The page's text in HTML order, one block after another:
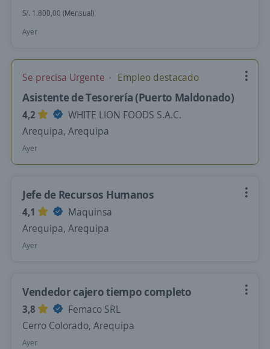
S/. 1.800,00 (Mensual)
Ayer
Se precisa Urgente Empleo destacado
Asistente de Tesorería (Puerto Maldonado)
4,2
WHITE LION FOODS S.A.C.
Arequipa, Arequipa
Ayer
Jefe de Recursos Humanos
4,1
Maquinsa
Arequipa, Arequipa
Ayer
Vendedor cajero tiempo completo
3,8
Femaco SRL
Cerro Colorado, Arequipa
Ayer